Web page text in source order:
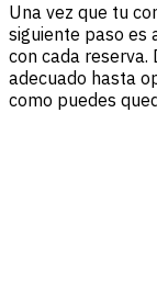
Una vez que tu
siguiente paso es
con cada reserva.
adecuado hasta
como puedes